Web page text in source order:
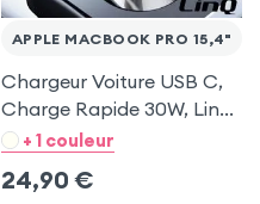
APPLE MACBOOK PRO 15,4"
Chargeur Voiture USB C,
Charge Rapide 30W, LinQ
- Noir pour Apple
+ 1 couleur
24,90 €